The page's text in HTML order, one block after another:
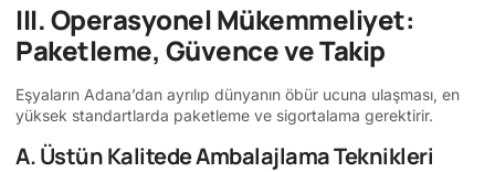
III. Operasyonel Mükemmeliyet:
Paketleme, Güvence ve Takip
Eşyaların Adana’dan ayrılıp dünyanın öbür ucuna ulaşması, en
yüksek standartlarda paketleme ve sigortalama gerektirir.
A. Üstün Kalitede Ambalajlama Teknikleri